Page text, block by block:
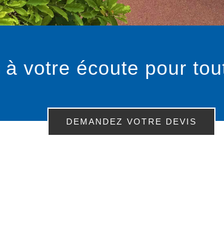
à votre écoute pour
DEMANDEZ VOTRE DEVIS